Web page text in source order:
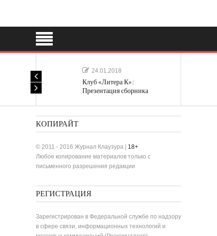
24.01.2018
Клуб «Литера К»:
Презентация сборника
КОПИРАЙТ
© 2011 - 2016 Журнал Клаузура | 18+
Любое копирование материалов только с
письменного разрешения редакции
РЕГИСТРАЦИЯ
Зарегистрирован в Федеральной службе по надзору
в сфере связи, информационных технологий и